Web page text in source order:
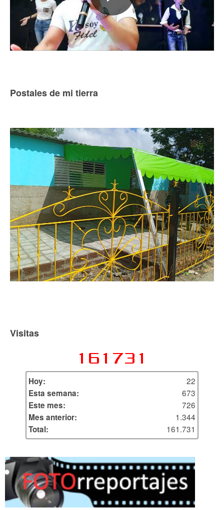
Postales de mi tierra
Visitas
Hoy:
22
Esta semana:
673
Este mes:
726
Mes anterior:
1.344
Total:
161.731